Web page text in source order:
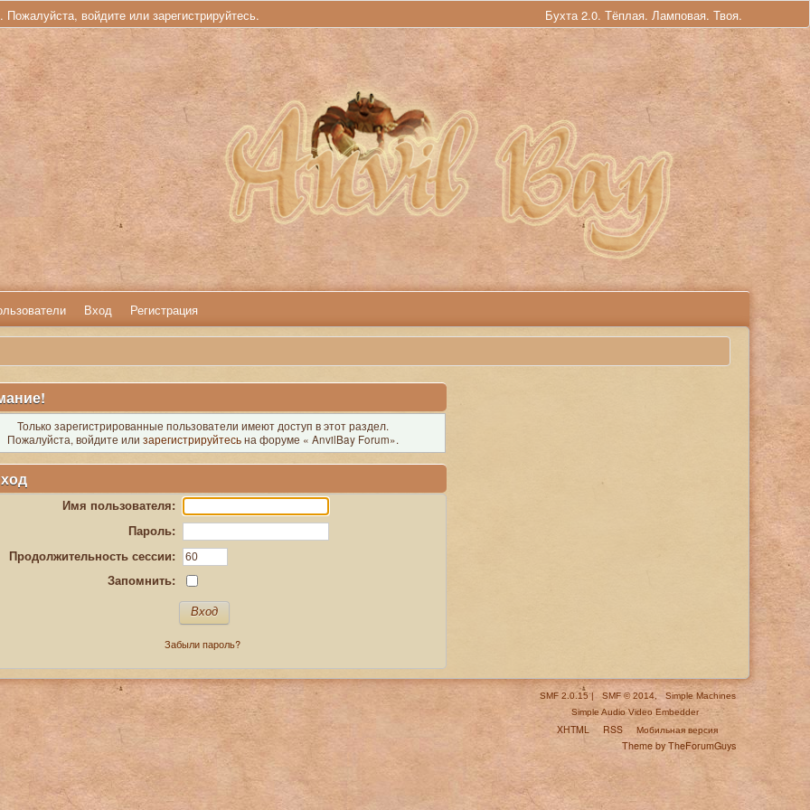
Пожалуйста, войдите или зарегистрируйтесь. Бухта 2.0. Тёплая. Ламповая. Твоя.
Вход Регистрация
Только зарегистрированные пользователи имеют доступ в этот раздел.
Пожалуйста, войдите или зарегистрируйтесьна форуме « AnvilBay Forum».
Имя пользователя:
Пароль:
Продолжительность сессии:
Запомнить:
Забыли пароль?
SMF 2.0.15| SMF © 2014,
Simple Machines
Simple Audio Video Embedder
XHTML RSS
Мобильная версия
Theme by TheForumGuys